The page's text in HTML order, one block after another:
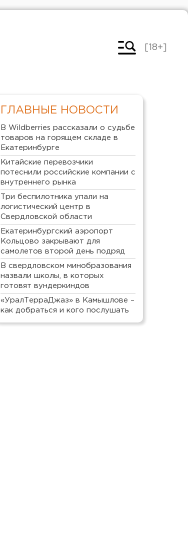
[18+]
ГЛАВНЫЕ НОВОСТИ
В Wildberries рассказали о судьбе
товаров на горящем складе в
Екатеринбурге
Китайские перевозчики
потеснили российские компании с
внутреннего рынка
Три беспилотника упали на
логистический центр в
Свердловской области
Екатеринбургский аэропорт
Кольцово закрывают для
самолетов второй день подряд
В свердловском минобразования
назвали школы, в которых
готовят вундеркиндов
«УралТерраДжаз» в Камышлове –
как добраться и кого послушать